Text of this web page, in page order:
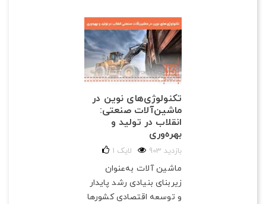
تکنولوژی‌های نوین در
ماشین‌آلات صنعتی:
انقلاب در تولید و
بهره‌وری
903 بازدید 1 لایک
ماشین آلات به‌عنوان
زیربنای بنیادی رشد پایدار
و توسعه اقتصادی کشورها